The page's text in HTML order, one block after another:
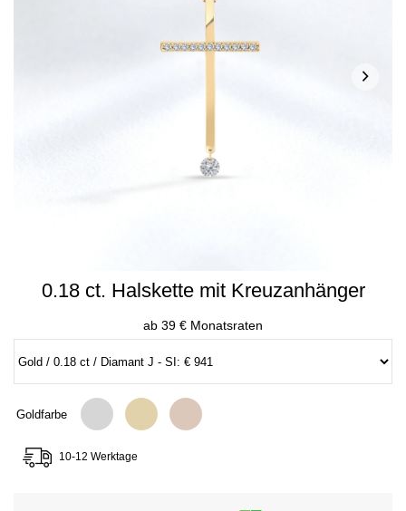
0.18 ct. Halskette mit Kreuzanhänger
ab 39 € Monatsraten
Goldfarbe
10-12 Werktage